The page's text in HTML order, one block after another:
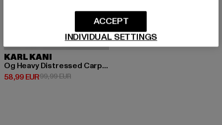
KARL KANI
Og Heavy Distressed Carpenter
58,99 EUR
Derzeitiger Preis: 58,99 EUR
99,99 EURAktionspreis: 99,99 EUR
INDIVIDUAL SETTINGS
ACCEPT